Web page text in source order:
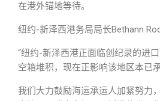
在港外锚地等待。
纽约-新泽西港务局局长Bethann
“纽约-新泽西港正面临创纪录的进
空箱堆积，现在正影响该地区本已
我们大力鼓励海运承运人加紧努力